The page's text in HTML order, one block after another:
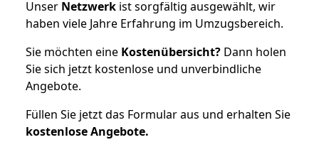
Unser Netzwerk ist sorgfältig ausgewählt, wir
haben viele Jahre Erfahrung im Umzugsbereich.
Sie möchten eine Kostenübersicht? Dann holen
Sie sich jetzt kostenlose und unverbindliche
Angebote.
Füllen Sie jetzt das Formular aus und erhalten Sie
kostenloseAngebote.